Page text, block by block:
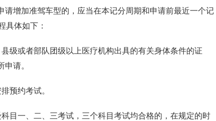
增加准驾车型的，应当在本记分周期和申请前最近一个记
具体如下：
级或者部队团级以上医疗机构出具的有关身体条件的证
请。
预约考试。
目一、二、三考试，三个科目考试均合格的，在规定的时